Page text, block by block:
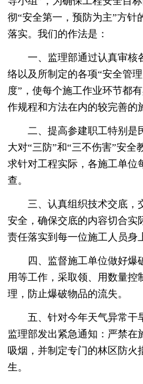
彻“安全第一，预防为主”方针
落实。我们的作法是：
一、监理部通过认真审核
络以及所制定的各项“安全管
度”，使每个施工作业环节都
作规程和方法在内的较完善的
二、提高参建职工特别是
大对“三防”和“三不伤害”安全
求针对工程实际，各施工单位
查。
三、认真组织技术交底，
安全，确保交底的内容切合实
责任落实到每一位施工人员身
四、监督施工单位做好爆
用等工作，采取领、用数量控
理，防止爆破物品的流失。
五、针对今年天气异常干
监理部发出紧急通知：严禁在
吸烟，并制定专门的林区防火
生。